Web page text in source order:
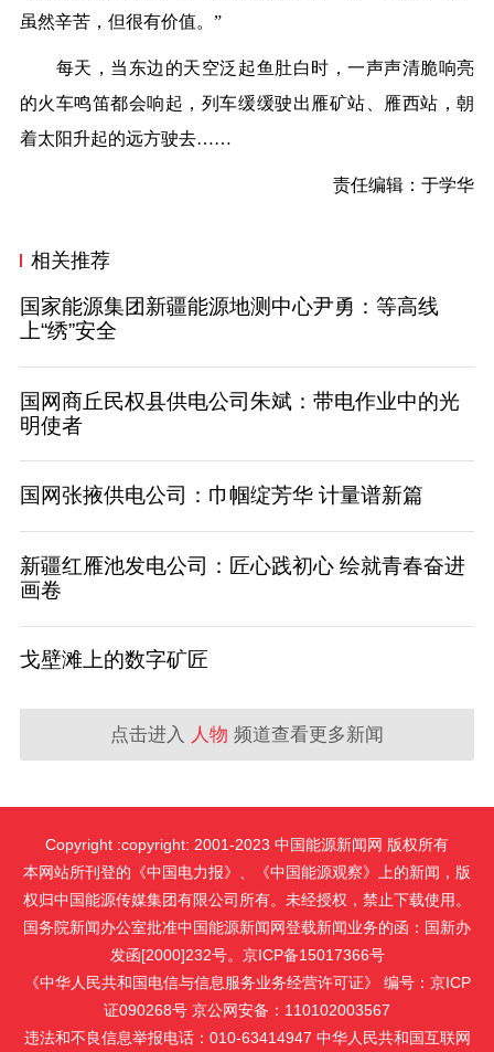
虽然辛苦，但很有价值。”
每天，当东边的天空泛起鱼肚白时，一声声清脆响亮
的火车鸣笛都会响起，列车缓缓驶出雁矿站、雁西站，朝
着太阳升起的远方驶去……
责任编辑：于学华
相关推荐
国家能源集团新疆能源地测中心尹勇：等高线
上“绣”安全
国网商丘民权县供电公司朱斌：带电作业中的光
明使者
国网张掖供电公司：巾帼绽芳华 计量谱新篇
新疆红雁池发电公司：匠心践初心 绘就青春奋进
画卷
戈壁滩上的数字矿匠
点击进入 人物 频道查看更多新闻
Copyright :copyright: 2001-2023 中国能源新闻网 版权所有
本网站所刊登的《中国电力报》、《中国能源观察》上的新闻，版
权归中国能源传媒集团有限公司所有。未经授权，禁止下载使用。
国务院新闻办公室批准中国能源新闻网登载新闻业务的函：国新办
发函[2000]232号。京ICP备15017366号
《中华人民共和国电信与信息服务业务经营许可证》 编号：京ICP
证090268号 京公网安备：110102003567
违法和不良信息举报电话：010-63414947 中华人民共和国互联网